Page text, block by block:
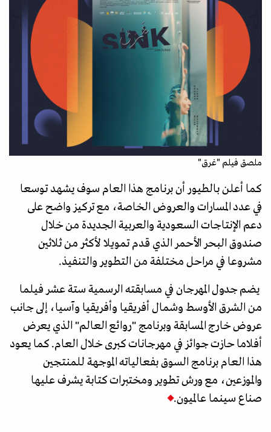
ملصق فيلم "غرق"
كما أعلن بالطيور أن برنامج هذا العام سوف يشهد توسعا
في عدد المسارات والعروض الخاصة، مع تركيز واضح على
دعم الإنتاجات السعودية والعربية الجديدة من خلال
صندوق البحر الأحمر الذي قدم تمويلا لأكثر من ثلاثين
مشروعا في مراحل مختلفة من التطوير والتنفيذ.
يضم جدول المهرجان في مسابقته الرسمية ستة عشر فيلما
من الشرق الأوسط وشمال أفريقيا وأفريقيا وآسيا، إلى جانب
عروض خارج المسابقة وبرنامج "روائع العالم" الذي يعرض
أفلاما حازت جوائز في مهرجانات كبرى خلال العام. كما يعود
هذا العام برنامج السوق بفعالياته الموجهة للمنتجين
والموزعين، مع ورش تطوير ومختبرات كتابة يشرف عليها
صناع سينما عالميون.